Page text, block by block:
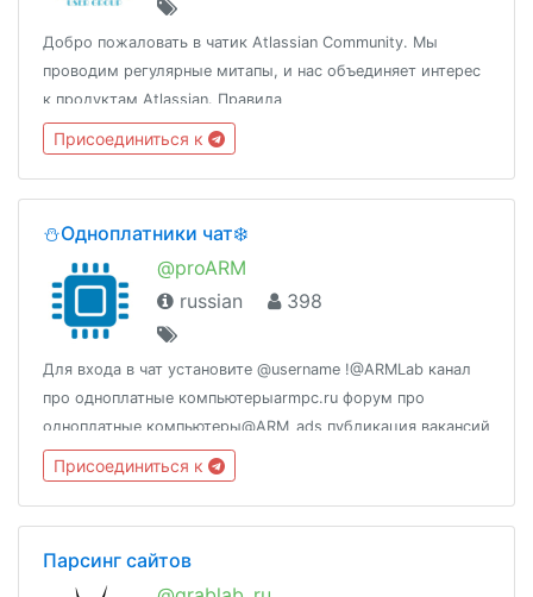
Добро пожаловать в чатик Atlassian Community. Мы
проводим регулярные митапы, и нас объединяет интерес
к продуктам Atlassian. Правила
тут:https://t.me/augspb/2990@aug_dev -
автоматизация@augmoscow - Московская
группаhttps://www.meetup.com/augspb
Присоединиться к
⛄️Одноплатники чат❄️
@proARM
russian
398
Для входа в чат установите @username !@ARMLab канал
про одноплатные компьютерыarmpc.ru форум про
одноплатные компьютеры@ARM_ads публикация вакансий
и объявлений@Astepix спросить, предложить.📌VPS
сервер по цене чашки ☕ (от 300р./мес.) vds1.ml
Присоединиться к
Парсинг сайтов